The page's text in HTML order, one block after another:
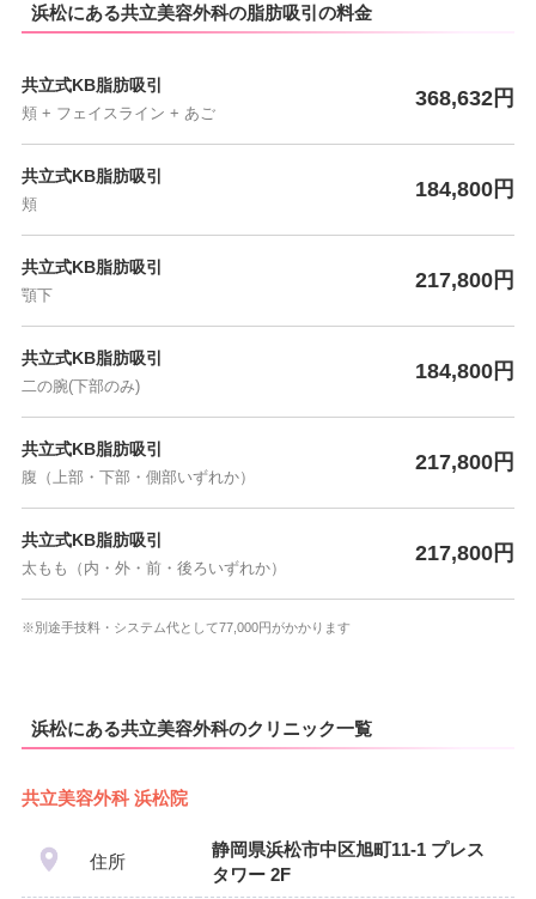
浜松にある共立美容外科の脂肪吸引の料金
共立式KB脂肪吸引
頬 + フェイスライン + あご
368,632円
共立式KB脂肪吸引
頬
184,800円
共立式KB脂肪吸引
顎下
217,800円
共立式KB脂肪吸引
二の腕(下部のみ)
184,800円
共立式KB脂肪吸引
腹（上部・下部・側部いずれか）
217,800円
共立式KB脂肪吸引
太もも（内・外・前・後ろいずれか）
217,800円
※別途手技料・システム代として77,000円がかかります
浜松にある共立美容外科のクリニック一覧
共立美容外科 浜松院
住所
静岡県浜松市中区旭町11-1 プレス
タワー 2F